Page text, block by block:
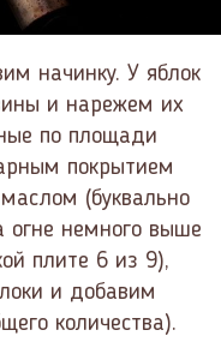
начинку. У яблок
и нарежем их
по площади
покрытием
(буквально
огне немного выше
плите 6 из 9),
и добавим
количества).